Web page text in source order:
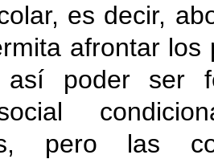
es decir,
afrontar
poder ser
pero las